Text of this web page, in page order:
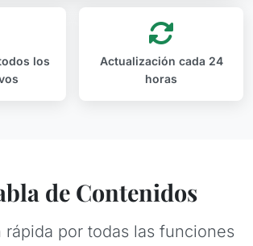
los
Actualización cada 24
horas
de Contenidos
rápida por todas las funciones